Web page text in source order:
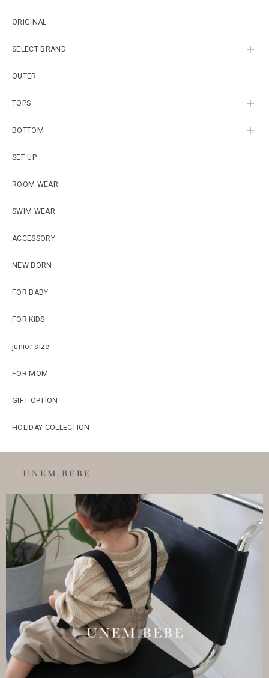
ORIGINAL
SELECT BRAND
OUTER
TOPS
BOTTOM
SET UP
ROOM WEAR
SWIM WEAR
ACCESSORY
NEW BORN
FOR BABY
FOR KIDS
junior size
FOR MOM
GIFT OPTION
HOLIDAY COLLECTION